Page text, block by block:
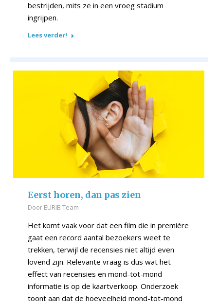
bestrijden, mits ze in een vroeg stadium
ingrijpen.
Lees verder!
Eerst horen, dan pas zien
Door EURIB Team
Het komt vaak voor dat een film die in première
gaat een record aantal bezoekers weet te
trekken, terwijl de recensies niet altijd even
lovend zijn. Relevante vraag is dus wat het
effect van recensies en mond-tot-mond
informatie is op de kaartverkoop. Onderzoek
toont aan dat de hoeveelheid mond-tot-mond